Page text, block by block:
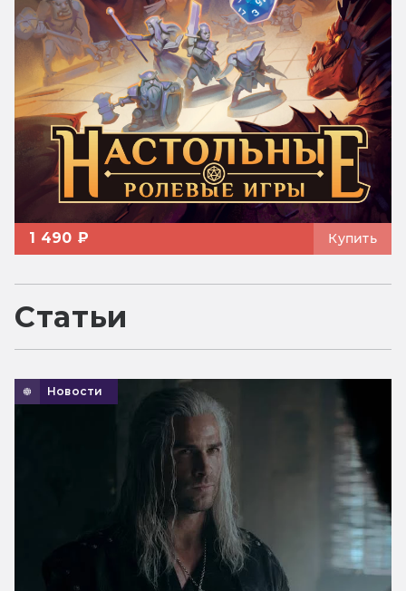
1 490 ₽ Купить
Статьи
Новости